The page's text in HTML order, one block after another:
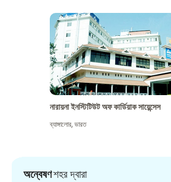
নারায়না ইনস্টিটিউট অফ কার্ডিয়াক সায়েন্সেস
ব্যাঙ্গালোর,ভারত
অন্বেষণশহর দ্বারা